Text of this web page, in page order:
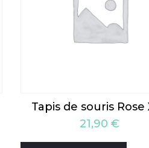
Tapis de souris Rose
21,90€